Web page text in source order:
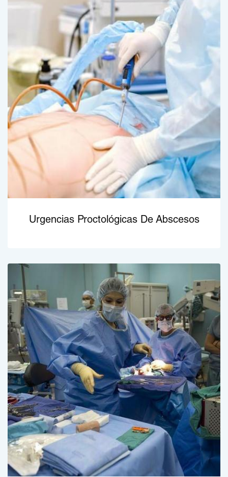
Urgencias Proctológicas De Abscesos